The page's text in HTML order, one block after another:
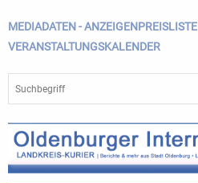
MEDIADATEN - ANZEIGENPREISLISTE
VERANSTALTUNGSKALENDER